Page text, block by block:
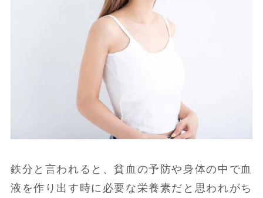
鉄分と言われると、貧血の予防や身体の中で血
液を作り出す時に必要な栄養素だと思われがち